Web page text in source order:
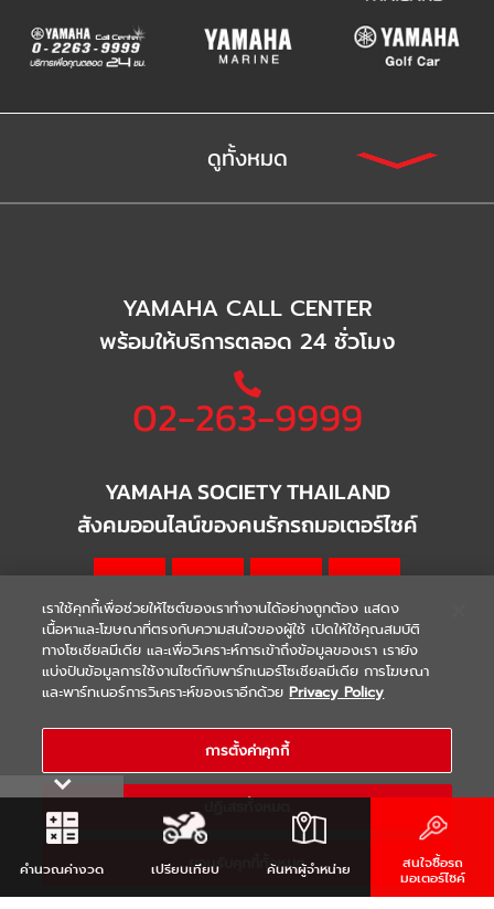
ดูทั้งหมด
YAMAHA CALL CENTER
พร้อมให้บริการตลอด 24 ชั่วโมง
02-263-9999
YAMAHA SOCIETY THAILAND
สังคมออนไลน์ของคนรักรถมอเตอร์ไซค์
WARRANTY | Terms & Conditions
COPYRIGHT 2021 THAI YAMAHA MOTOR CO.,LTD. ALL RIGHTS
RESERVED
คำนวณค่างวด เปรียบเทียบ ค้นหาผู้จำหน่าย สนใจซื้อรถ
มอเตอร์ไซค์
เราใช้คุกกี้เพื่อช่วยให้ไซต์ของเราทำงานได้อย่างถูกต้อง แสดง
เนื้อหาและโฆษณาที่ตรงกับความสนใจของผู้ใช้ เปิดให้ใช้คุณสมบัติ
ทางโซเชียลมีเดีย และเพื่อวิเคราะห์การเข้าถึงข้อมูลของเรา เรายัง
แบ่งปันข้อมูลการใช้งานไซต์กับพาร์ทเนอร์โซเชียลมีเดีย การโฆษณา
และพาร์ทเนอร์การวิเคราะห์ของเราอีกด้วย Privacy Policy
การตั้งค่าคุกกี้
ยอมรับคุกกี้ทั้งหมด